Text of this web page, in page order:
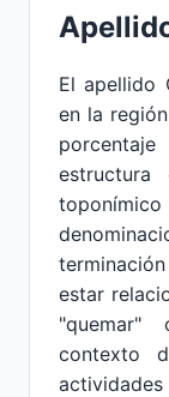
El apellido
en la
estar
"quemar"
contexto